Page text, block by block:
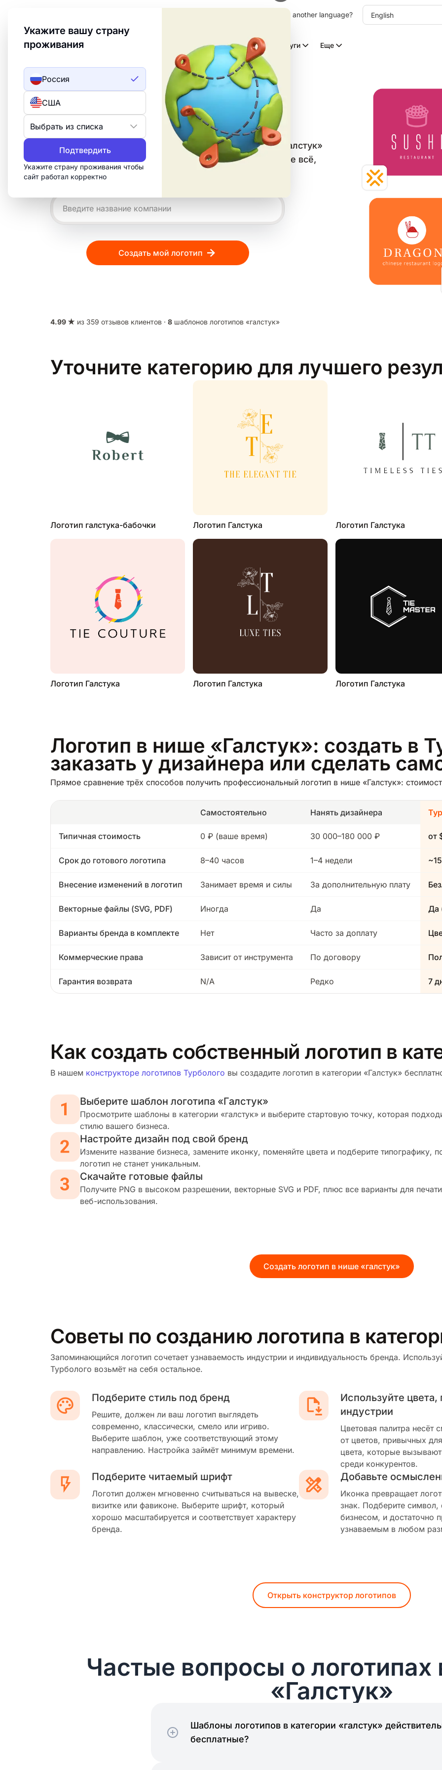
Укажите вашу страну
проживания
Россия
США
Выбрать из списка
Подтвердить
Укажите страну проживания чтобы
сайт работал корректно
Welcome to Turbologo! This page is available in another language. Choose another language?
ИИ лого Видео с ИИ Услуги Еще
Примеры логотипов для
галстуков
Создайте профессиональный логотип в категории «Галстук»
за 15 минут. Настройте бесплатный шаблон и скачайте всё,
что нужно для печати, веба и социальных сетей.
Создать мой логотип
4.99 ★ из 359 отзывов клиентов · 8 шаблонов логотипов «галстук»
Уточните категорию для лучшего
Логотип галстука-бабочки Логотип Галстука Логотип Галстука
Логотип Галстука Логотип Галстука Логотип Галстука
Логотип в нише «Галстук»: создать в
заказать у дизайнера или сделать
Прямое сравнение трёх способов получить профессиональный логотип в нише «Галстук»:
Самостоятельно Нанять дизайнера
Типичная стоимость 0 ₽ (ваше время) 30 000–180 000 ₽ от
Срок до готового логотипа 8–40 часов 1–4 недели
Внесение изменений в логотип Занимает время и силы За дополнительную плату
Векторные файлы (SVG, PDF) Иногда Да Да
Варианты бренда в комплекте Нет Часто за доплату
Коммерческие права Зависит от инструмента По договору
Гарантия возврата N/A Редко 7
Как создать собственный логотип в
В нашем конструкторе логотипов Турболого вы создадите логотип в категории «Галстук»
Выберите шаблон логотипа «Галстук»
Просмотрите шаблоны в категории «галстук» и выберите стартовую точку, которая
стилю вашего бизнеса.
Настройте дизайн под свой бренд
Измените название бизнеса, замените иконку, поменяйте цвета и подберите типографику,
логотип не станет уникальным.
Скачайте готовые файлы
Получите PNG в высоком разрешении, векторные SVG и PDF, плюс все варианты для
веб-использования.
Создать логотип в нише «галстук»
Советы по созданию логотипа в
Запоминающийся логотип сочетает узнаваемость индустрии и индивидуальность бренда.
Турболого возьмёт на себя остальное.
Подберите стиль под бренд
Решите, должен ли ваш логотип выглядеть
современно, классически, смело или игриво.
Выберите шаблон, уже соответствующий этому
направлению. Настройка займёт минимум времени.
Используйте
индустрии
Цветовая палитра несёт
от цветов, привычных
цвета, которые
среди конкурентов.
Подберите читаемый шрифт
Логотип должен мгновенно считываться на вывеске,
визитке или фавиконе. Выберите шрифт, который
хорошо масштабируется и соответствует характеру
бренда.
Добавьте
Иконка превращает
знак. Подберите
бизнесом, и достаточно
узнаваемым в любом
Открыть конструктор логотипов
Частые вопросы о логотипах
«Галстук»
Шаблоны логотипов в категории «галстук»
бесплатные?